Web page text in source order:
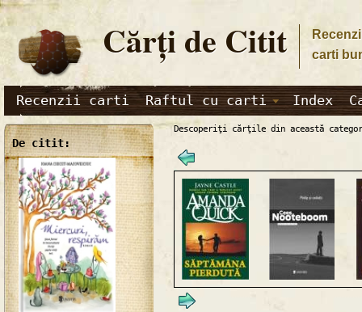
Cărţi de Citit
carti
Recenzii carti Raftul cu carti Index
De citit:
Descoperiţi cărţile din această